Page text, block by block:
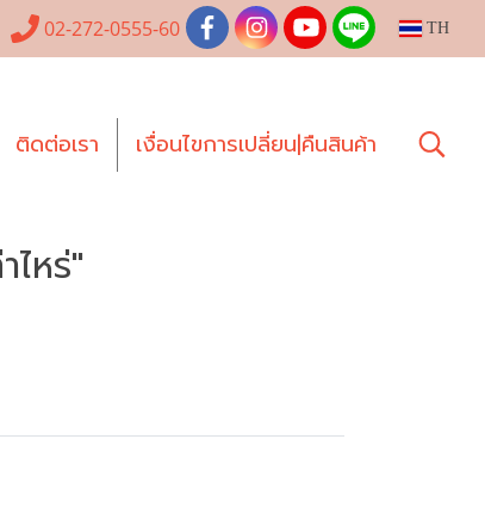
02-272-0555-60 TH
ติดต่อเรา เงื่อนไขการเปลี่ยน|คืนสินค้า
หร่"